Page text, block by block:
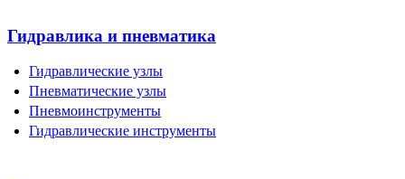
Гидравлика и пневматика
Гидравлические узлы
Пневматические узлы
Пневмоинструменты
Гидравлические инструменты